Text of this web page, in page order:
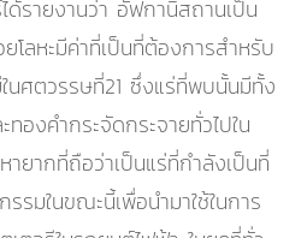
ด้รายงานว่า อัฟกานิสถานเป็น
โลหะมีค่าที่เป็นที่ต้องการสำหรับ
ในศตวรรษที่21 ซึ่งแร่ที่พบนั้นมีทั้ง
องคำกระจัดกระจายทั่วไปใน
ยากที่ถือว่าเป็นแร่ที่กำลังเป็นที่
รมในขณะนี้เพื่อนำมาใช้ในการ